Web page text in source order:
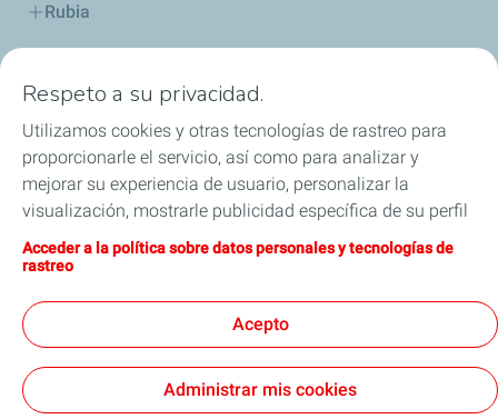
Rubia
Lubricantes y especialidades
Distribuidores
TWC
Competición
Respeto a su privacidad.
Utilizamos cookies y otras tecnologías de rastreo para
proporcionarle el servicio, así como para analizar y
mejorar su experiencia de usuario, personalizar la
visualización, mostrarle publicidad específica de su perfil
en este sitio y en nuestros sitios asociados, y permitirle
compartir nuestro contenido en las redes sociales. Puede
momento haciendo clic en el botón «Gérer mes cookies»
(Gestionar cookies). Al hacer clic en el botón «J’accepte»
(Aceptar), nos autoriza a depositar la totalidad de las
cookies. Si hace clic en «Je refuse» (Rechazar),
Acceder a la política sobre datos personales y tecnologías de
rastreo
Acepto
Administrar mis cookies